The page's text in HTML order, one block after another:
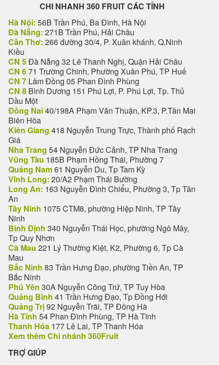
CHI NHANH 360 FRUIT CÁC TỈNH
Hà Nội: 56B Trần Phú, Ba Đình, Hà Nội
Đà Nẵng: 271B Trần Phú, Hải Châu
Cần Thơ: 266 đường 30/4, P. Xuân khánh, Q.Ninh
Kiều
CN 5Đà Nẵng 32 Lê Thanh Nghị, Quận Hải Châu
CN 671 Trường Chinh, Phường Xuân Phú, TP Huế
CN 7 Lâm Đồng 05 Phan Đình Phùng
CN 8 Bình Dương 151 Phú Lợi, P. Phú Lợi, Tp. Thủ
Dầu Một
Đồng Nai40/198A Phạm Văn Thuận, KP.3, P.Tân Mai
Biên Hòa
Kiên Giang 418 Nguyễn Trung Trực, Thành phố Rạch
Giá
Nha Trang 54 Nguyễn Đức Cảnh, TP Nha Trang
Vũng Tàu 185B Phạm Hồng Thái, Phường 7
Quảng Nam61 Nguyễn Du, Tp Tam Kỳ
Vĩnh Long: 20/A2 Phạm Thái Bường
Long An: 163 Nguyễn Đình Chiểu, Phường 3, Tp Tân
An
Tây Ninh 1075 CTM8, phường Hiệp Ninh, TP Tây
Ninh
Bình Định 340 Nguyễn Thái Học, phường Ngô Mây,
Tp Quy Nhơn
Cà Mau 221 Lý Thường Kiệt, K2, Phường 6, Tp Cà
Mau
Bắc Ninh 83 Trần Hưng Đạo, phường Tiền An, TP
Bắc Ninh
Phú Yên 30A Nguyễn Công Trứ, TP Tuy Hòa
Quảng Bình 41 Trần Hưng Đạo, Tp Đồng Hới
Quảng Trị92 Nguyễn Trãi, TP Đông Hà
Hà Tĩnh 54 Phan Đình Phùng, TP Hà Tĩnh
Thanh Hóa 177 Lê Lai, TP Thanh Hóa
Xem thêm Chi nhánh 360Fruit
TRỢ GIÚP